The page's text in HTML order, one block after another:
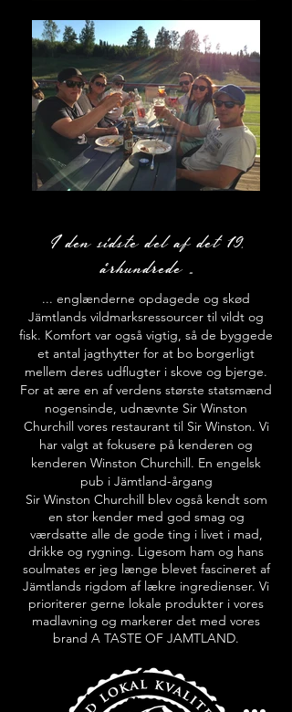
I den sidste del af det 19.
århundrede ...
... englænderne opdagede og skød
Jämtlands vildmarksressourcer til vildt og
fisk. Komfort var også vigtig, så de byggede
et antal jagthytter for at bo borgerligt
mellem deres udflugter i skove og bjerge.
For at ære en af verdens største statsmænd
nogensinde, udnævnte Sir Winston
Churchill vores restaurant til Sir Winston. Vi
har valgt at fokusere på kenderen og
kenderen Winston Churchill. En engelsk
pub i Jämtland-årgang
Sir Winston Churchill blev også kendt som
en stor kender med god smag og
værdsatte alle de gode ting i livet i mad,
drikke og rygning. Ligesom ham og hans
soulmates er jeg længe blevet fascineret af
Jämtlands rigdom af lækre ingredienser. Vi
prioriterer gerne lokale produkter i vores
madlavning og markerer det med vores
brand A TASTE OF JAMTLAND.